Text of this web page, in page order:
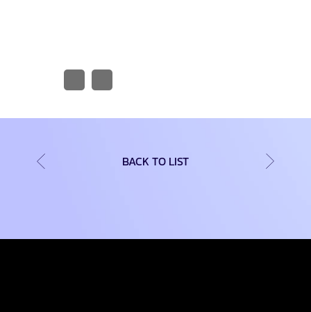
BACK TO LIST